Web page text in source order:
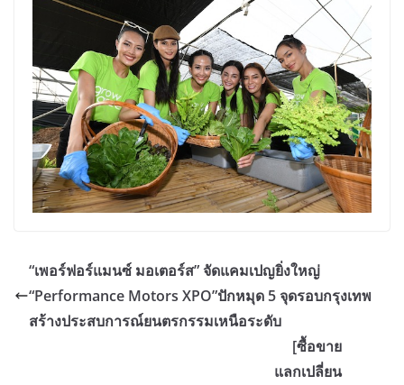
“เพอร์ฟอร์แมนซ์ มอเตอร์ส” จัดแคมเปญยิ่งใหญ่
“Performance Motors XPO”ปักหมุด 5 จุดรอบกรุงเทพ
สร้างประสบการณ์ยนตรกรรมเหนือระดับ
[ซื้อขาย
แลกเปลี่ยน